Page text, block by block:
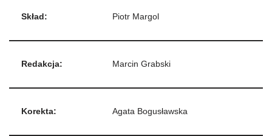
Skład: Piotr Margol
Redakcja: Marcin Grabski
Korekta: Agata Bogusławska